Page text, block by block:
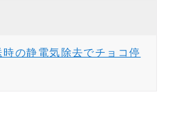
の静電気除去でチョコ停